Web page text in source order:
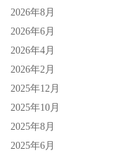
《器子
2026年8月
2026年6月
2026年4月
2026年2月
2025年12月
2025年10月
2025年8月
2025年6月